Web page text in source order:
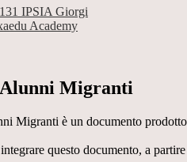
IPSIA Giorgi
Academy
Alunni Migranti
Migranti è un documento
questo documento, a